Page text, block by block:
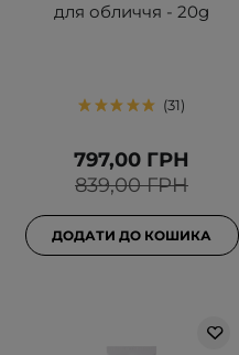
для обличчя - 20g
31
839,00 ГРН
797,00 ГРН
ДОДАТИ ДО КОШИКА